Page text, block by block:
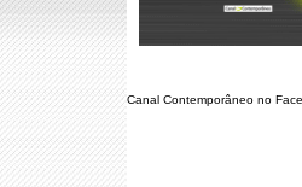
Canal Contemporâneo no